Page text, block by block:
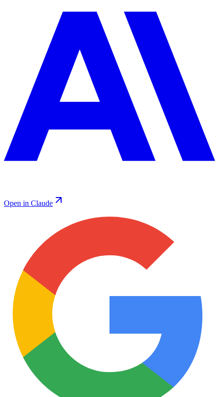
Open in Claude